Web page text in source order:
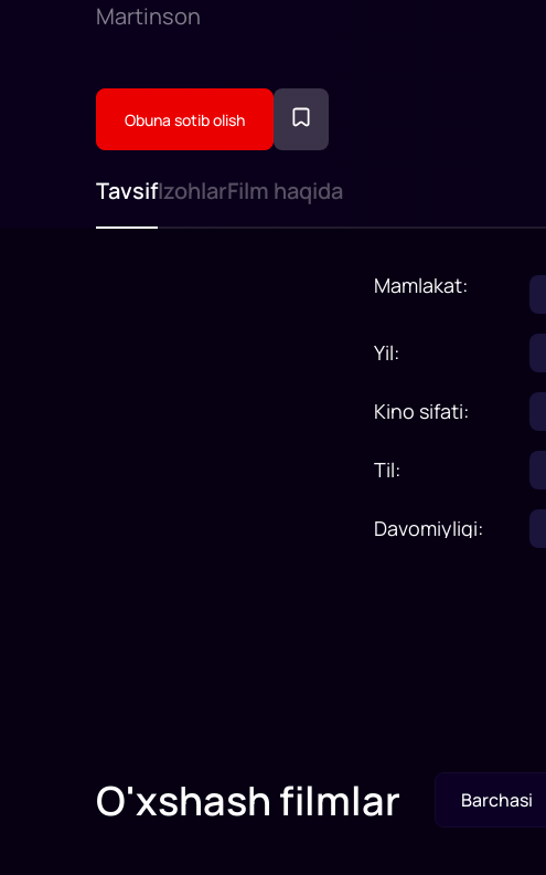
Martinson
Obuna sotib olish
TavsifIzohlarFilm haqida
Mamlakat:
Yil:
Kino sifati:
Til:
Davomiyligi:
O'xshash filmlar Barchasi